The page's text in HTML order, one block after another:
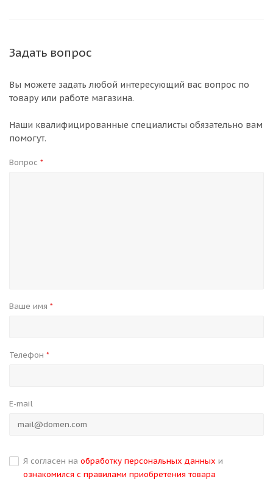
Задать вопрос
Вы можете задать любой интересующий вас вопрос по
товару или работе магазина.
Наши квалифицированные специалисты обязательно вам
помогут.
Вопрос *
Ваше имя *
Телефон *
E-mail
Я согласен на обработку персональных данных и
ознакомился с правилами приобретения товара